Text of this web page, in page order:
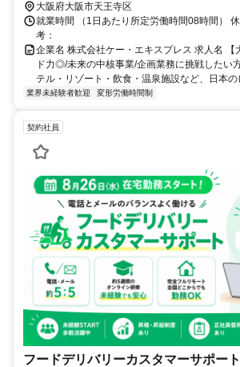
ます。大阪府大阪市天王寺区
就業時間 （1日あたり所定労働時間08時間）
考：
企業名 株式会社ケー・エキスプレス 求人名 【
ド力◎/未来の中核事業/企画業務に挑戦したい
テル・リゾート・飲食・温泉施設など、日本
業界未経験者歓迎 変形労働時間制
契約社員
フードデリバリーカスタマーサポー